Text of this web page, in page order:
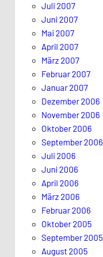
Juli 2007
Juni 2007
Mai 2007
April 2007
März 2007
Februar 2007
Januar 2007
Dezember 2006
November 2006
Oktober 2006
September 2006
Juli 2006
Juni 2006
April 2006
März 2006
Februar 2006
Oktober 2005
September 2005
August 2005